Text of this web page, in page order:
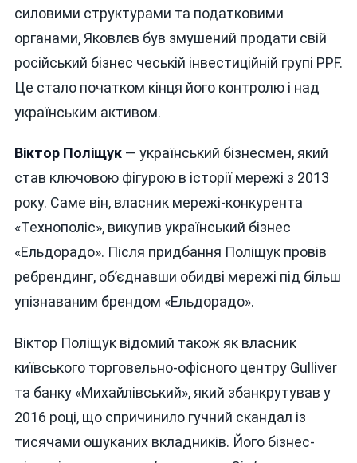
силовими структурами та податковими
органами, Яковлєв був змушений продати свій
російський бізнес чеській інвестиційній групі PPF.
Це стало початком кінця його контролю і над
українським активом.
Віктор Поліщук— український бізнесмен, який
став ключовою фігурою в історії мережі з 2013
року. Саме він, власник мережі-конкурента
«Технополіс», викупив український бізнес
«Ельдорадо». Після придбання Поліщук провів
ребрендинг, об’єднавши обидві мережі під більш
упізнаваним брендом «Ельдорадо».
Віктор Поліщук відомий також як власник
київського торговельно-офісного центру Gulliver
та банку «Михайлівський», який збанкрутував у
2016 році, що спричинило гучний скандал із
тисячами ошуканих вкладників. Його бізнес-